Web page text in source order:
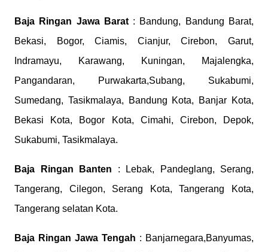
Baja Ringan Jawa Barat : Bandung, Bandung Barat,
Bekasi, Bogor, Ciamis, Cianjur, Cirebon, Garut,
Indramayu, Karawang, Kuningan, Majalengka,
Pangandaran, Purwakarta,Subang, Sukabumi,
Sumedang, Tasikmalaya, Bandung Kota, Banjar Kota,
Bekasi Kota, Bogor Kota, Cimahi, Cirebon, Depok,
Sukabumi, Tasikmalaya.
Baja Ringan Banten : Lebak, Pandeglang, Serang,
Tangerang, Cilegon, Serang Kota, Tangerang Kota,
Tangerang selatan Kota.
Baja Ringan Jawa Tengah : Banjarnegara,Banyumas,